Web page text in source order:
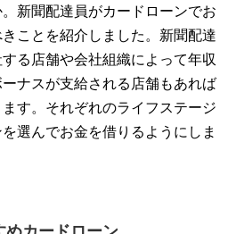
新聞配達員がカードローンでお
ことを紹介しました。新聞配達
る店舗や会社組織によって年収
ナスが支給される店舗もあれば
す。それぞれのライフステージ
選んでお金を借りるようにしま